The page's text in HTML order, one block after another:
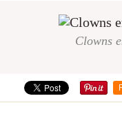
Clowns